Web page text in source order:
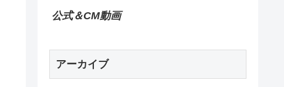
公式＆CM動画
アーカイブ